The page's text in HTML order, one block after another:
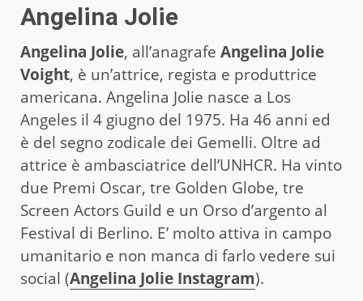
Angelina Jolie
Angelina Jolie, all’anagrafe Angelina Jolie
Voight, è un’attrice, regista e produttrice
americana. Angelina Jolie nasce a Los
Angeles il 4 giugno del 1975. Ha 46 anni ed
è del segno zodicale dei Gemelli. Oltre ad
attrice è ambasciatrice dell’UNHCR. Ha vinto
due Premi Oscar, tre Golden Globe, tre
Screen Actors Guild e un Orso d’argento al
Festival di Berlino. E’ molto attiva in campo
umanitario e non manca di farlo vedere sui
social (Angelina Jolie Instagram).